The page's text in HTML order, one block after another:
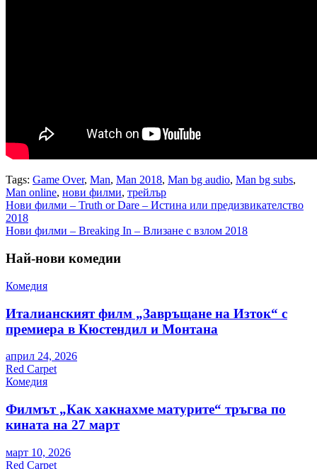
Tags: Game Over, Man, Man 2018, Man bg audio, Man bg subs,
Man online, нови филми, трейлър
Навигация
Нови филми – Truth or Dare – Истина или предизвикателство
2018
Нови филми – Breaking In – Влизане с взлом 2018
Най-нови комедии
Комедия
Италианският филм „Завръщане на Изток“ с
премиера в Кюстендил и Монтана
април 24, 2026
Red Carpet
Комедия
Филмът „Как хакнахме матурите“ тръгва по
кината на 27 март
март 10, 2026
Red Carpet